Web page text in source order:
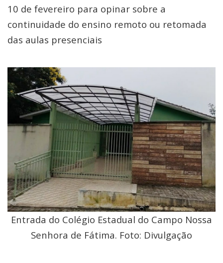
10 de fevereiro para opinar sobre a
continuidade do ensino remoto ou retomada
das aulas presenciais
Entrada do Colégio Estadual do Campo Nossa
Senhora de Fátima. Foto: Divulgação